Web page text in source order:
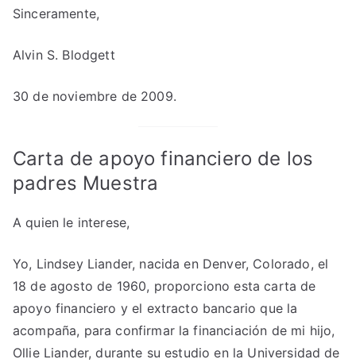
Sinceramente,
Alvin S. Blodgett
30 de noviembre de 2009.
Carta de apoyo financiero de los
padres Muestra
A quien le interese,
Yo, Lindsey Liander, nacida en Denver, Colorado, el
18 de agosto de 1960, proporciono esta carta de
apoyo financiero y el extracto bancario que la
acompaña, para confirmar la financiación de mi hijo,
Ollie Liander, durante su estudio en la Universidad de